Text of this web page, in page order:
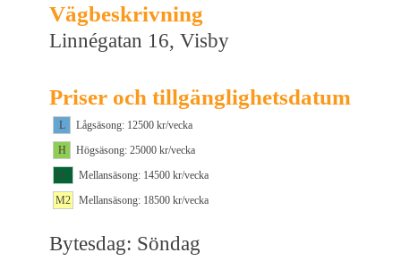
Vägbeskrivning
Linnégatan 16, Visby
Priser och tillgänglighetsdatum
L
Lågsäsong: 12500 kr/vecka
H
Högsäsong: 25000 kr/vecka
M1
Mellansäsong: 14500 kr/vecka
M2
Mellansäsong: 18500 kr/vecka
Bytesdag: Söndag